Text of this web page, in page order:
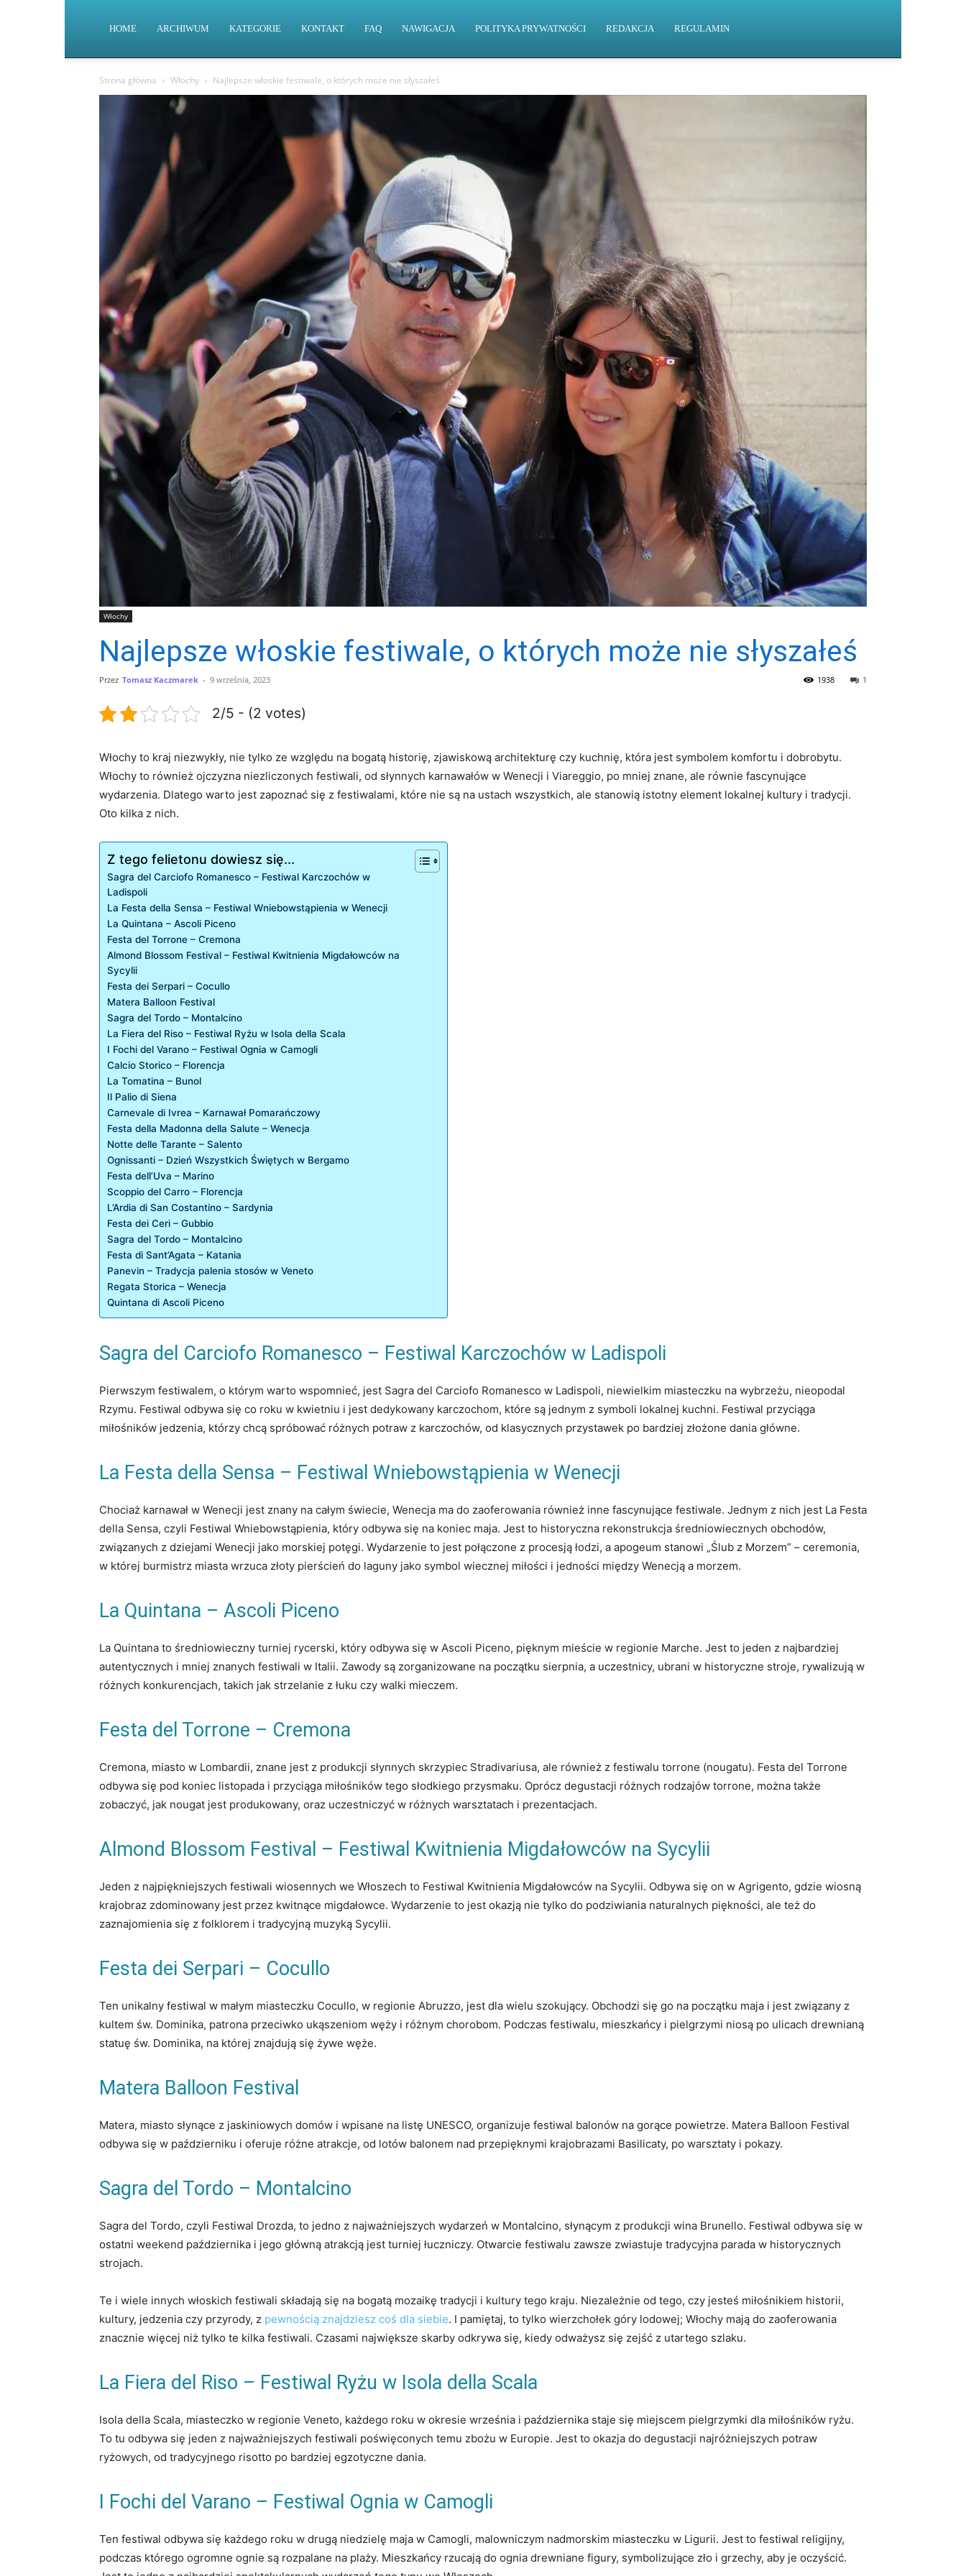
HOME ARCHIWUM KATEGORIE KONTAKT FAQ NAWIGACJA POLITYKA PRYWATNOŚCI REDAKCJA REGULAMIN
Strona główna Włochy Najlepsze włoskie festiwale, o których może nie słyszałeś
Włochy
Najlepsze włoskie festiwale, o których może nie słyszałeś
Przez Tomasz Kaczmarek - 9 września, 2023 1
1938
2/5 - (2 votes)
Włochy to kraj niezwykły, nie tylko ze względu na bogatą historię, zjawiskową architekturę czy kuchnię, która jest symbolem komfortu i dobrobytu.
Włochy to również ojczyzna niezliczonych festiwali, od słynnych karnawałów w Wenecji i Viareggio, po mniej znane, ale równie fascynujące
wydarzenia. Dlatego warto jest zapoznać się z festiwalami, które nie są na ustach wszystkich, ale stanowią istotny element lokalnej kultury i tradycji.
Oto kilka z nich.
Z tego felietonu dowiesz się...
Sagra del Carciofo Romanesco – Festiwal Karczochów w
Ladispoli
La Festa della Sensa – Festiwal Wniebowstąpienia w Wenecji
La Quintana – Ascoli Piceno
Festa del Torrone – Cremona
Almond Blossom Festival – Festiwal Kwitnienia Migdałowców na
Sycylii
Festa dei Serpari – Cocullo
Matera Balloon Festival
Sagra del Tordo – Montalcino
La Fiera del Riso – Festiwal Ryżu w Isola della Scala
I Fochi del Varano – Festiwal Ognia w Camogli
Calcio Storico – Florencja
La Tomatina – Bunol
Il Palio di Siena
Carnevale di Ivrea – Karnawał Pomarańczowy
Festa della Madonna della Salute – Wenecja
Notte delle Tarante – Salento
Ognissanti – Dzień Wszystkich Świętych w Bergamo
Festa dell’Uva – Marino
Scoppio del Carro – Florencja
L’Ardia di San Costantino – Sardynia
Festa dei Ceri – Gubbio
Sagra del Tordo – Montalcino
Festa di Sant’Agata – Katania
Panevin – Tradycja palenia stosów w Veneto
Regata Storica – Wenecja
Quintana di Ascoli Piceno
Sagra del Carciofo Romanesco – Festiwal Karczochów w Ladispoli
Pierwszym festiwalem, o którym warto wspomnieć, jest Sagra del Carciofo Romanesco w Ladispoli, niewielkim miasteczku na wybrzeżu, nieopodal
Rzymu. Festiwal odbywa się co roku w kwietniu i jest dedykowany karczochom, które są jednym z symboli lokalnej kuchni. Festiwal przyciąga
miłośników jedzenia, którzy chcą spróbować różnych potraw z karczochów, od klasycznych przystawek po bardziej złożone dania główne.
La Festa della Sensa – Festiwal Wniebowstąpienia w Wenecji
Chociaż karnawał w Wenecji jest znany na całym świecie, Wenecja ma do zaoferowania również inne fascynujące festiwale. Jednym z nich jest La Festa
della Sensa, czyli Festiwal Wniebowstąpienia, który odbywa się na koniec maja. Jest to historyczna rekonstrukcja średniowiecznych obchodów,
związanych z dziejami Wenecji jako morskiej potęgi. Wydarzenie to jest połączone z procesją łodzi, a apogeum stanowi „Ślub z Morzem” – ceremonia,
w której burmistrz miasta wrzuca złoty pierścień do laguny jako symbol wiecznej miłości i jedności między Wenecją a morzem.
La Quintana – Ascoli Piceno
La Quintana to średniowieczny turniej rycerski, który odbywa się w Ascoli Piceno, pięknym mieście w regionie Marche. Jest to jeden z najbardziej
autentycznych i mniej znanych festiwali w Italii. Zawody są zorganizowane na początku sierpnia, a uczestnicy, ubrani w historyczne stroje, rywalizują w
różnych konkurencjach, takich jak strzelanie z łuku czy walki mieczem.
Festa del Torrone – Cremona
Cremona, miasto w Lombardii, znane jest z produkcji słynnych skrzypiec Stradivariusa, ale również z festiwalu torrone (nougatu). Festa del Torrone
odbywa się pod koniec listopada i przyciąga miłośników tego słodkiego przysmaku. Oprócz degustacji różnych rodzajów torrone, można także
zobaczyć, jak nougat jest produkowany, oraz uczestniczyć w różnych warsztatach i prezentacjach.
Almond Blossom Festival – Festiwal Kwitnienia Migdałowców na Sycylii
Jeden z najpiękniejszych festiwali wiosennych we Włoszech to Festiwal Kwitnienia Migdałowców na Sycylii. Odbywa się on w Agrigento, gdzie wiosną
krajobraz zdominowany jest przez kwitnące migdałowce. Wydarzenie to jest okazją nie tylko do podziwiania naturalnych piękności, ale też do
zaznajomienia się z folklorem i tradycyjną muzyką Sycylii.
Festa dei Serpari – Cocullo
Ten unikalny festiwal w małym miasteczku Cocullo, w regionie Abruzzo, jest dla wielu szokujący. Obchodzi się go na początku maja i jest związany z
kultem św. Dominika, patrona przeciwko ukąszeniom węży i różnym chorobom. Podczas festiwalu, mieszkańcy i pielgrzymi niosą po ulicach drewnianą
statuę św. Dominika, na której znajdują się żywe węże.
Matera Balloon Festival
Matera, miasto słynące z jaskiniowych domów i wpisane na listę UNESCO, organizuje festiwal balonów na gorące powietrze. Matera Balloon Festival
odbywa się w październiku i oferuje różne atrakcje, od lotów balonem nad przepięknymi krajobrazami Basilicaty, po warsztaty i pokazy.
Sagra del Tordo – Montalcino
Sagra del Tordo, czyli Festiwal Drozda, to jedno z najważniejszych wydarzeń w Montalcino, słynącym z produkcji wina Brunello. Festiwal odbywa się w
ostatni weekend października i jego główną atrakcją jest turniej łuczniczy. Otwarcie festiwalu zawsze zwiastuje tradycyjna parada w historycznych
strojach.
Te i wiele innych włoskich festiwali składają się na bogatą mozaikę tradycji i kultury tego kraju. Niezależnie od tego, czy jesteś miłośnikiem historii,
kultury, jedzenia czy przyrody, z pewnością znajdziesz coś dla siebie. I pamiętaj, to tylko wierzchołek góry lodowej; Włochy mają do zaoferowania
znacznie więcej niż tylko te kilka festiwali. Czasami największe skarby odkrywa się, kiedy odważysz się zejść z utartego szlaku.
La Fiera del Riso – Festiwal Ryżu w Isola della Scala
Isola della Scala, miasteczko w regionie Veneto, każdego roku w okresie września i października staje się miejscem pielgrzymki dla miłośników ryżu.
To tu odbywa się jeden z najważniejszych festiwali poświęconych temu zbożu w Europie. Jest to okazja do degustacji najróżniejszych potraw
ryżowych, od tradycyjnego risotto po bardziej egzotyczne dania.
I Fochi del Varano – Festiwal Ognia w Camogli
Ten festiwal odbywa się każdego roku w drugą niedzielę maja w Camogli, malowniczym nadmorskim miasteczku w Ligurii. Jest to festiwal religijny,
podczas którego ogromne ognie są rozpalane na plaży. Mieszkańcy rzucają do ognia drewniane figury, symbolizujące zło i grzechy, aby je oczyścić.